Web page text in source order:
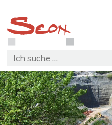
Suchbegriff